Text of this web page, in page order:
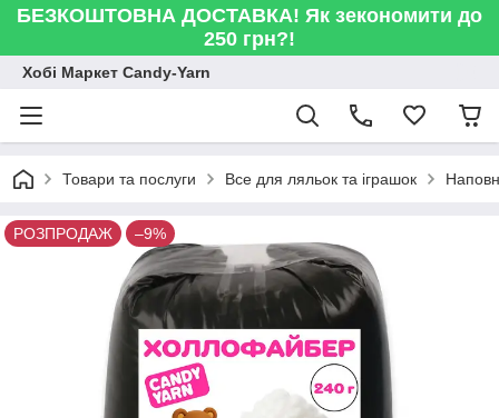
БЕЗКОШТОВНА ДОСТАВКА! Як зекономити до
250 грн?!
Хобі Маркет Candy-Yarn
Товари та послуги Все для ляльок та іграшок
РОЗПРОДАЖ –9%